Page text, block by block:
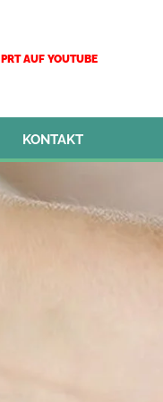
PRT AUF YOUTUBE
KONTAKT